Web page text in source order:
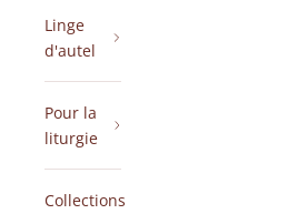
Linge
d'autel
Pour la
liturgie
Collections